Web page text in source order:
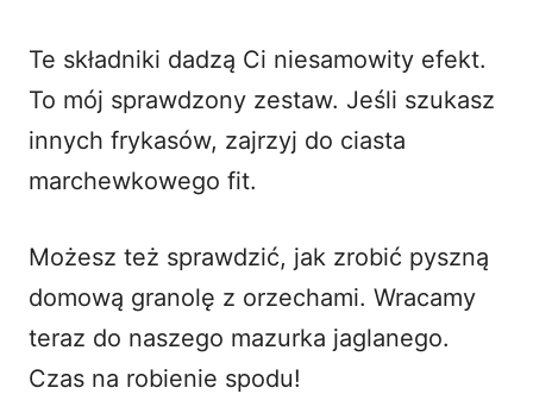
Te składniki dadzą Ci niesamowity efekt.
To mój sprawdzony zestaw. Jeśli szukasz
innych frykasów, zajrzyj do ciasta
marchewkowego fit.
Możesz też sprawdzić, jak zrobić pyszną
domową granolę z orzechami. Wracamy
teraz do naszego mazurka jaglanego.
Czas na robienie spodu!